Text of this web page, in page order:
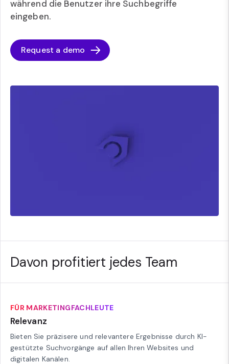
während die Benutzer ihre Suchbegriffe
eingeben.
Request a demo
Davon profitiert jedes Team
FÜR MARKETINGFACHLEUTE
Relevanz
Bieten Sie präzisere und relevantere Ergebnisse durch KI-
gestützte Suchvorgänge auf allen Ihren Websites und
digitalen Kanälen.